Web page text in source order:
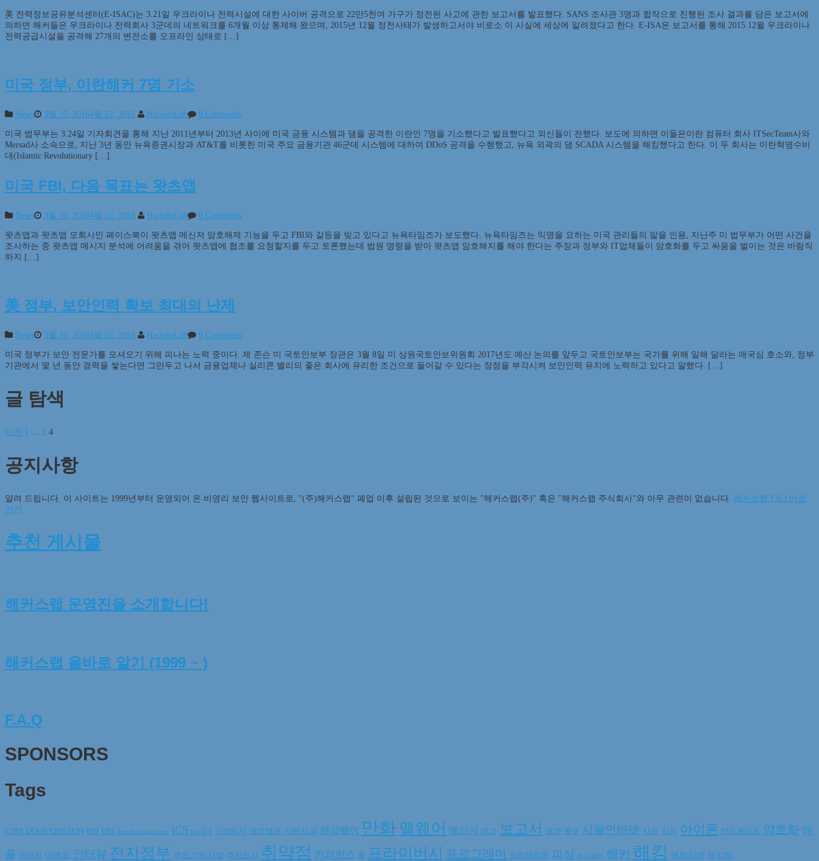
美 전력정보공유분석센터(E-ISAC)는 3.21일 우크라이나 전력시설에 대한 사이버 공격으로 22만5천여 가구가 정전된 사고에 관한 보고서를 발표했다. SANS 조사관 3명과 합작으로 진행된 조사 결과를 담은 보고서에
의하면 해커들은 우크라이나 전력회사 3군데의 네트워크를 6개월 이상 통제해 왔으며, 2015년 12월 정전사태가 발생하고서야 비로소 이 사실에 세상에 알려졌다고 한다. E-ISA은 보고서를 통해 2015.12월 우크라이나
전력공급시설을 공격해 27개의 변전소를 오프라인 상태로 […]
미국 정부, 이란해커 7명 기소
News 3월 25, 20164월 22, 2016 HackersLab 0 Comments
미국 법무부는 3.24일 기자회견을 통해 지난 2011년부터 2013년 사이에 미국 금융 시스템과 댐을 공격한 이란인 7명을 기소했다고 발표했다고 외신들이 전했다. 보도에 의하면 이들은이란 컴퓨터 회사 ITSecTeam사와
Mersad사 소속으로, 지난 3년 동안 뉴욕증권시장과 AT&T를 비롯한 미국 주요 금융기관 46군데 시스템에 대하여 DDoS 공격을 수행했고, 뉴욕 외곽의 댐 SCADA 시스템을 해킹했다고 한다. 이 두 회사는 이란혁명수비
대(Islamic Revolutionary […]
미국 FBI, 다음 목표는 왓츠앱
News 3월 16, 20164월 22, 2016 HackersLab 0 Comments
왓츠앱과 왓츠앱 모회사인 페이스북이 왓츠앱 메신저 암호해제 기능을 두고 FBI와 갈등을 빚고 있다고 뉴욕타임즈가 보도했다. 뉴욕타임즈는 익명을 요하는 미국 관리들의 말을 인용, 지난주 미 법무부가 어떤 사건을
조사하는 중 왓츠앱 메시지 분석에 어려움을 겪어 왓츠앱에 협조를 요청할지를 두고 토론했는데 법원 명령을 받아 왓츠앱 암호해지를 해야 한다는 주장과 정부와 IT업체들이 암호화를 두고 싸움을 벌이는 것은 바람직
하지 […]
美 정부, 보안인력 확보 최대의 난제
News 3월 16, 20164월 22, 2016 HackersLab 0 Comments
미국 정부가 보안 전문가를 모셔오기 위해 피나는 노력 중이다. 제 존슨 미 국토안보부 장관은 3월 8일 미 상원국토안보위원회 2017년도 예산 논의를 앞두고 국토안보부는 국가를 위해 일해 달라는 애국심 호소와, 정부
기관에서 몇 년 동안 경력을 쌓는다면 그만두고 나서 금융업체나 실리콘 밸리의 좋은 회사에 유리한 조건으로 들어갈 수 있다는 장점을 부각시켜 보안인력 유치에 노력하고 있다고 말했다. […]
글 탐색
이전 1 3 4
공지사항
알려 드립니다. 이 사이트는 1999년부터 운영되어 온 비영리 보안 웹사이트로, "(주)해커스랩" 폐업 이후 설립된 것으로 보이는 "해커스랩(주)" 혹은 "해커스랩 주식회사"와 아무 관련이 없습니다. 해커스랩 FAQ 바로
가기
추천 게시물
해커스랩 운영진을 소개합니다!
해커스랩 올바로 알기 (1999 ~ )
F.A.Q
SPONSORS
Tags
CDM DDoS EINSTEIN FBI FHZ free hacking zone ICS ios IoT 가상비서 개인정보 기반시설 랜섬웨어 만화 맬웨어 메신저 버그 보고서 보안 봇넷 사물인터넷 사진 시리 아이폰 안드로이드 암호화 애
플 운영진 이벤트 인터뷰 전자정부 주요기반시설 추천도서 취약점 컨퍼런스 툴 프라이버시 프로그래머 프리해킹존 피싱 하드웨어 해커 해킹 해킹강좌 해킹팀